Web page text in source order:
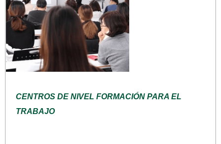
CENTROS DE NIVEL FORMACIÓN PARA EL
TRABAJO